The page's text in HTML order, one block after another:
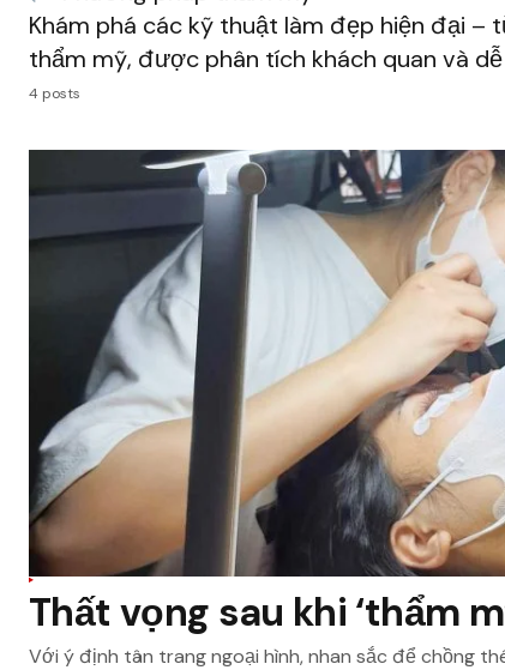
Khám phá các kỹ thuật làm đẹp hiện đại –
thẩm mỹ, được phân tích khách quan và dễ
4 posts
Thất vọng sau khi ‘thẩm
Với ý định tân trang ngoại hình, nhan sắc để chồng